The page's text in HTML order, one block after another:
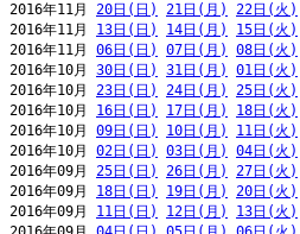
2016年11月 20日(日) 21日(月) 22日(火)
2016年11月 13日(日) 14日(月) 15日(火)
2016年11月 06日(日) 07日(月) 08日(火)
2016年10月 30日(日) 31日(月) 01日(火)
2016年10月 23日(日) 24日(月) 25日(火)
2016年10月 16日(日) 17日(月) 18日(火)
2016年10月 09日(日) 10日(月) 11日(火)
2016年10月 02日(日) 03日(月) 04日(火)
2016年09月 25日(日) 26日(月) 27日(火)
2016年09月 18日(日) 19日(月) 20日(火)
2016年09月 11日(日) 12日(月) 13日(火)